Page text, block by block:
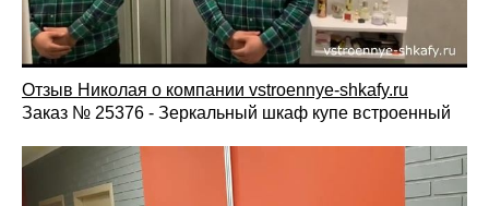
Отзыв Николая о компании vstroennye-shkafy.ru
Заказ № 25376 - Зеркальный шкаф купе встроенный